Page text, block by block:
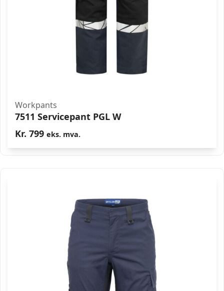
Workpants
7511 Servicepant PGL W
Kr. 799 eks. mva.